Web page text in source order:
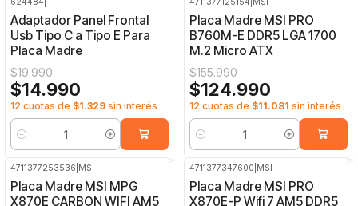
OFF
Adaptador Panel Frontal
Usb Tipo C a Tipo E Para
Placa Madre
$19.990
$14.990
12 cuotas de $1.329 sin interés
Cantidad
Placa Madre MSI PRO
B760M-E DDR5 LGA 1700
M.2 Micro ATX
$155.990
$124.990
12 cuotas de $11.081 sin interés
Cantidad
4711377253536 MSI
Placa Madre MSI MPG
X870E CARBON WIFI AM5
4711377347600 MSI
Placa Madre MSI PRO
X870E-P Wifi 7 AM5 DDR5